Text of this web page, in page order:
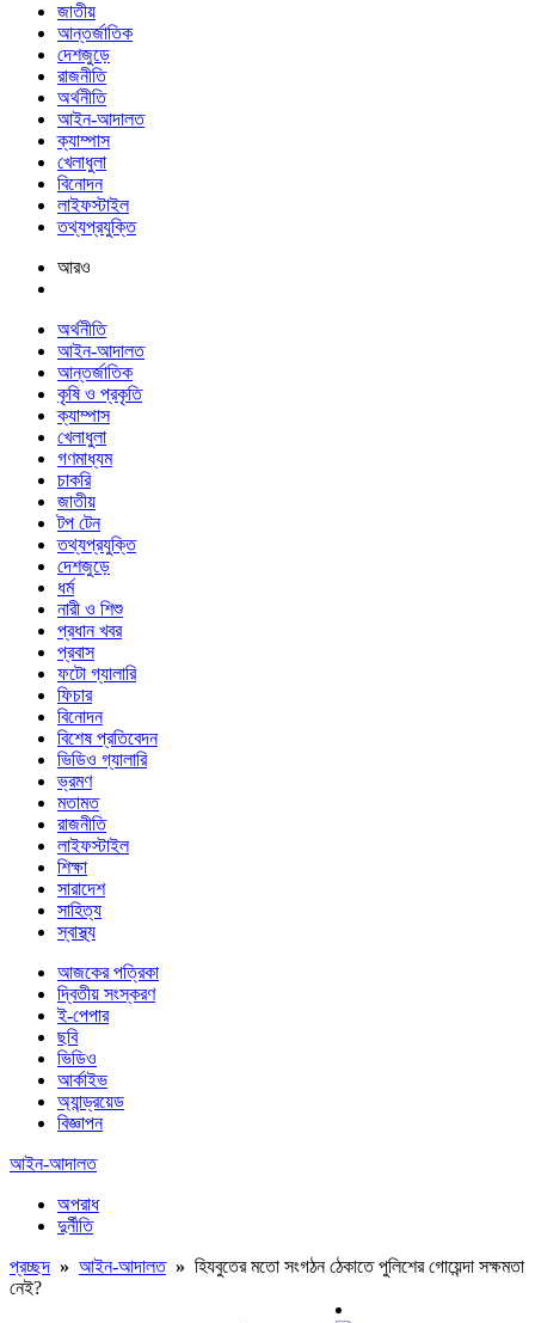
জাতীয়
আন্তর্জাতিক
দেশজুড়ে
রাজনীতি
অর্থনীতি
আইন-আদালত
ক্যাম্পাস
খেলাধুলা
বিনোদন
লাইফস্টাইল
তথ্যপ্রযুক্তি
আরও
অর্থনীতি
আইন-আদালত
আন্তর্জাতিক
কৃষি ও প্রকৃতি
ক্যাম্পাস
খেলাধুলা
গণমাধ্যম
চাকরি
জাতীয়
টপ টেন
তথ্যপ্রযুক্তি
দেশজুড়ে
ধর্ম
নারী ও শিশু
প্রধান খবর
প্রবাস
ফটো গ্যালারি
ফিচার
বিনোদন
বিশেষ প্রতিবেদন
ভিডিও গ্যালারি
ভ্রমণ
মতামত
রাজনীতি
লাইফস্টাইল
শিক্ষা
সারাদেশ
সাহিত্য
স্বাস্থ্য
আজকের পত্রিকা
দ্বিতীয় সংস্করণ
ই-পেপার
ছবি
ভিডিও
আর্কাইভ
অ্যান্ড্রয়েড
বিজ্ঞাপন
আইন-আদালত
অপরাধ
দুর্নীতি
প্রচ্ছদ » আইন-আদালত» হিযবুতের মতো সংগঠন ঠেকাতে পুলিশের গোয়েন্দা সক্ষমতা
নেই?